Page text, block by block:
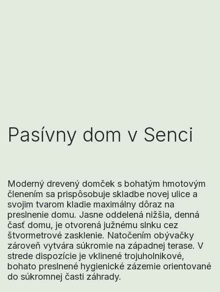
Moderný drevený domček s bohatým hmotovým
členením sa prispôsobuje skladbe novej ulice a
svojim tvarom kladie maximálny dôraz na
preslnenie domu. Jasne oddelená nižšia, denná
časť domu, je otvorená južnému slnku cez
štvormetrové zasklenie. Natočením obývačky
zároveň vytvára súkromie na západnej terase. V
strede dispozície je vklinené trojuholnikové,
bohato preslnené hygienické zázemie orientované
do súkromnej časti záhrady.
Pasívny dom v Senci